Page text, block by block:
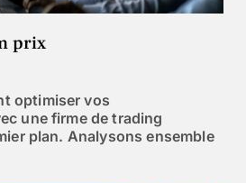
prix
optimiser vos
une firme de trading
plan. Analysons ensemble